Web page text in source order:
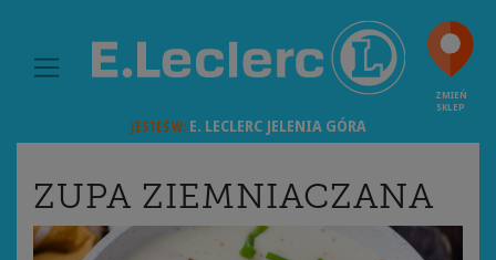
MAIN NAVIGATION
ZMIEŃ
SKLEP
JESTEŚ W:E. LECLERC JELENIA GÓRA
ZUPA ZIEMNIACZANA